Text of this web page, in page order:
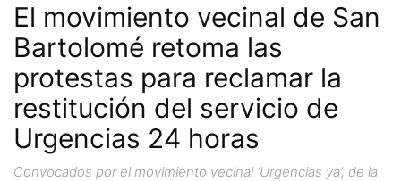
El movimiento vecinal de San
Bartolomé retoma las
protestas para reclamar la
restitución del servicio de
Urgencias 24 horas
Convocados por el movimiento vecinal ‘Urgencias ya’, de la